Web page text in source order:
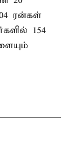
ரன்கள்
154